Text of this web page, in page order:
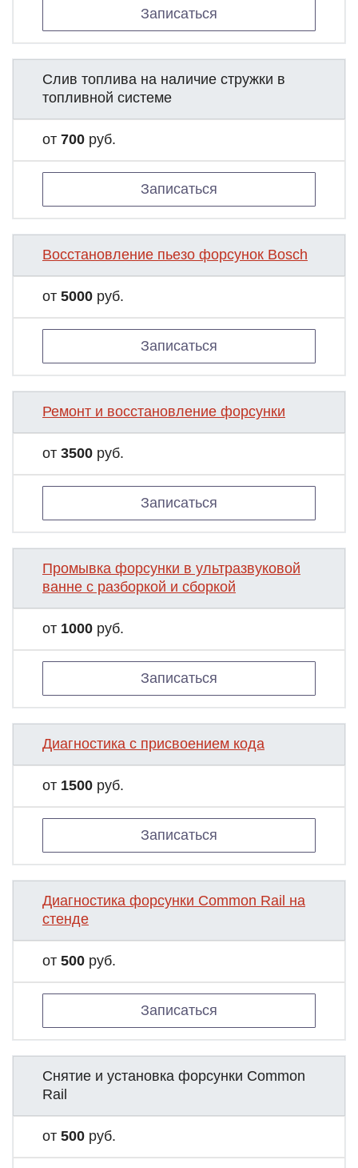
Записаться
Слив топлива на наличие стружки в
топливной системе
от 700 руб.
Записаться
Восстановление пьезо форсунок Bosch
от 5000 руб.
Записаться
Ремонт и восстановление форсунки
от 3500 руб.
Записаться
Промывка форсунки в ультразвуковой
ванне с разборкой и сборкой
от 1000 руб.
Записаться
Диагностика с присвоением кода
от 1500 руб.
Записаться
Диагностика форсунки Common Rail на
стенде
от 500 руб.
Записаться
Снятие и установка форсунки Common
Rail
от 500 руб.